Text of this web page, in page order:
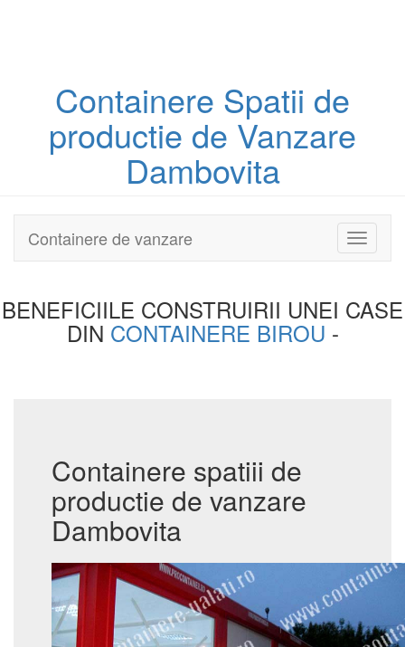
Containere Spatii de
productie de Vanzare
Dambovita
Toggle
Containere de vanzare
BENEFICIILE CONSTRUIRII UNEI CASE
DIN CONTAINERE BIROU -
Containere spatiii de
productie de vanzare
Dambovita